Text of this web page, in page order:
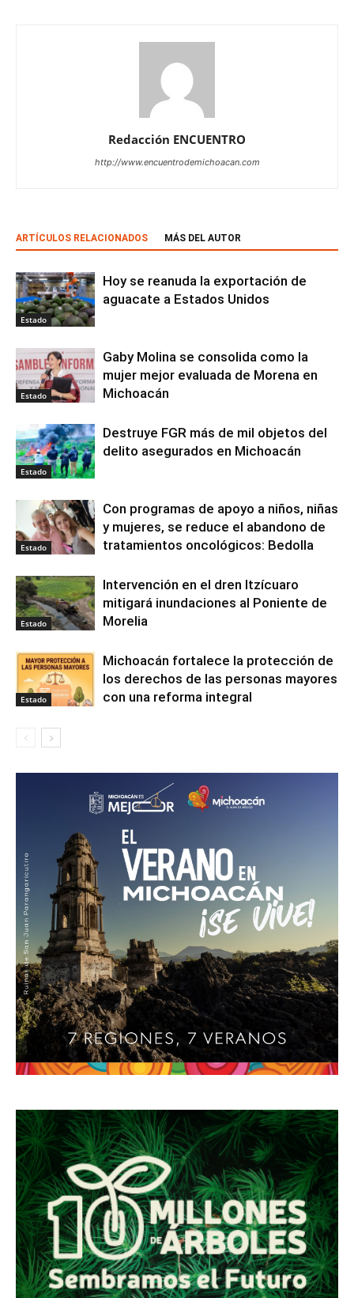
Redacción ENCUENTRO
http://www.encuentrodemichoacan.com
ARTÍCULOS RELACIONADOS MÁS DEL AUTOR
Estado
Hoy se reanuda la exportación de
aguacate a Estados Unidos
Estado
Gaby Molina se consolida como la
mujer mejor evaluada de Morena en
Michoacán
Estado
Destruye FGR más de mil objetos del
delito asegurados en Michoacán
Estado
Con programas de apoyo a niños, niñas
y mujeres, se reduce el abandono de
tratamientos oncológicos: Bedolla
Estado
Intervención en el dren Itzícuaro
mitigará inundaciones al Poniente de
Morelia
Estado
Michoacán fortalece la protección de
los derechos de las personas mayores
con una reforma integral